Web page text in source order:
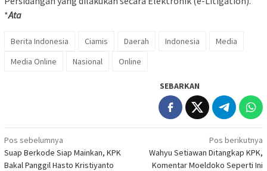
*Ata
Berita Indonesia Ciamis Daerah Indonesia
Media
Media Online
Nasional Online
SEBARKAN
Navigasi
pos
Pos sebelumnya
Suap Berkode Siap Mainkan, KPK
Bakal Panggil Hasto Kristiyanto
Pos berikutnya
Wahyu Setiawan Ditangkap KPK,
Komentar Moeldoko Seperti Ini